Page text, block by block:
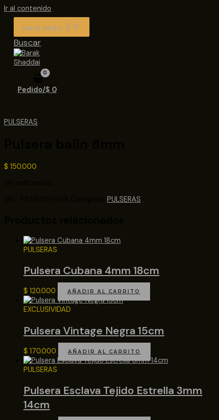
Ir al contenido
MAIN MENU
Buscar
Pedido/$ 0
PULSERAS
$ 150.000
PULSERAS
PULSERAS
Pulsera Cubana 4mm 18cm
$ 120.000 AÑADIR AL CARRITO
EXCLUSIVIDAD
Pulsera Vintage Negra 15cm
$ 170.000 AÑADIR AL CARRITO
PULSERAS
Pulsera Esclava Tejido Estrella 3mm
14cm